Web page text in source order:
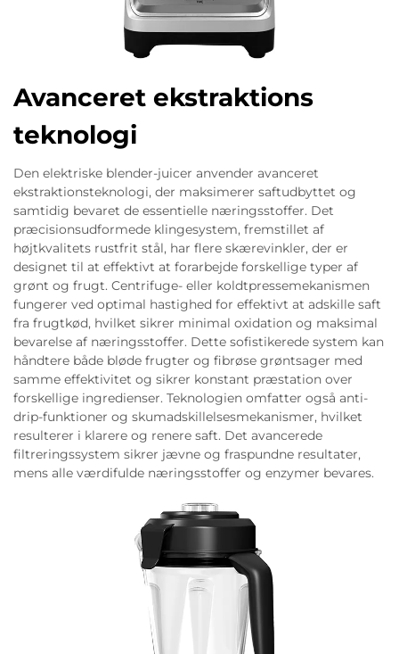
Avanceret ekstraktions
teknologi
Den elektriske blender-juicer anvender avanceret
ekstraktionsteknologi, der maksimerer saftudbyttet og
samtidig bevaret de essentielle næringsstoffer. Det
præcisionsudformede klingesystem, fremstillet af
højtkvalitets rustfrit stål, har flere skærevinkler, der er
designet til at effektivt at forarbejde forskellige typer af
grønt og frugt. Centrifuge- eller koldtpressemekanismen
fungerer ved optimal hastighed for effektivt at adskille saft
fra frugtkød, hvilket sikrer minimal oxidation og maksimal
bevarelse af næringsstoffer. Dette sofistikerede system kan
håndtere både bløde frugter og fibrøse grøntsager med
samme effektivitet og sikrer konstant præstation over
forskellige ingredienser. Teknologien omfatter også anti-
drip-funktioner og skumadskillelsesmekanismer, hvilket
resulterer i klarere og renere saft. Det avancerede
filtreringssystem sikrer jævne og fraspundne resultater,
mens alle værdifulde næringsstoffer og enzymer bevares.